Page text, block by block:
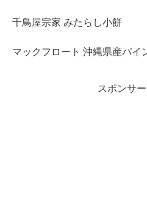
千鳥屋宗家 みたらし小餅
マックフロート 沖縄県産パイ
スポンサ